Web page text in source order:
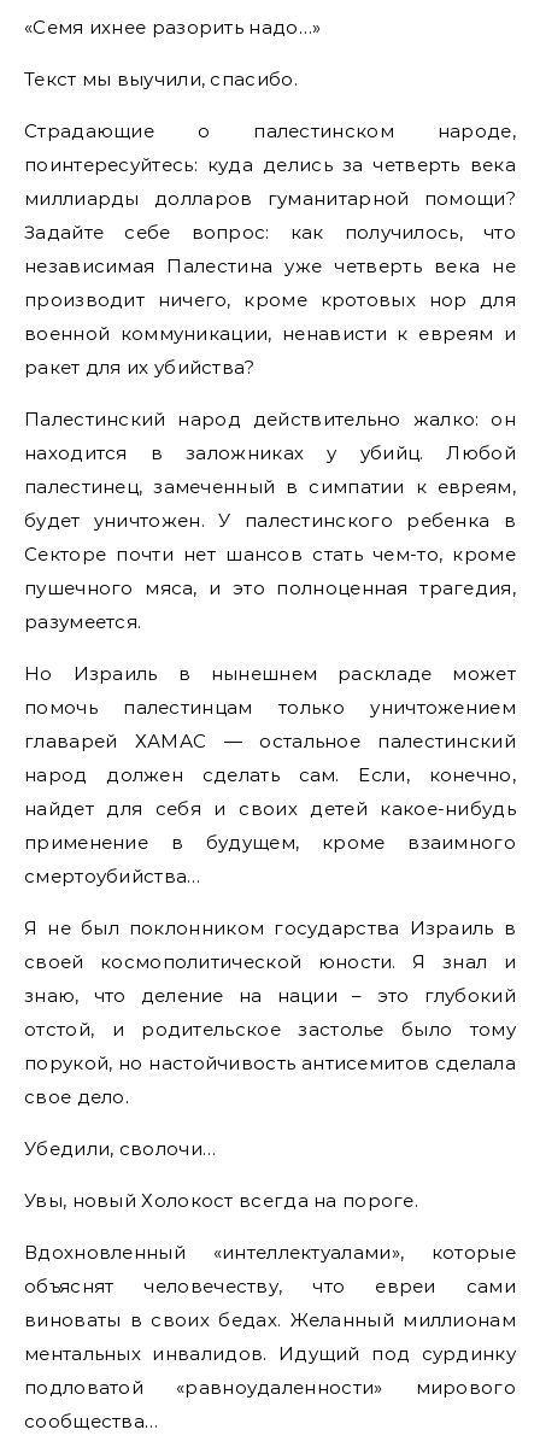
«Семя ихнее разорить надо…»
Текст мы выучили, спасибо.
Страдающие о палестинском народе,
поинтересуйтесь: куда делись за четверть века
миллиарды долларов гуманитарной помощи?
Задайте себе вопрос: как получилось, что
независимая Палестина уже четверть века не
производит ничего, кроме кротовых нор для
военной коммуникации, ненависти к евреям и
ракет для их убийства?
Палестинский народ действительно жалко: он
находится в заложниках у убийц. Любой
палестинец, замеченный в симпатии к евреям,
будет уничтожен. У палестинского ребенка в
Секторе почти нет шансов стать чем-то, кроме
пушечного мяса, и это полноценная трагедия,
разумеется.
Но Израиль в нынешнем раскладе может
помочь палестинцам только уничтожением
главарей ХАМАС — остальное палестинский
народ должен сделать сам. Если, конечно,
найдет для себя и своих детей какое-нибудь
применение в будущем, кроме взаимного
смертоубийства…
Я не был поклонником государства Израиль в
своей космополитической юности. Я знал и
знаю, что деление на нации – это глубокий
отстой, и родительское застолье было тому
порукой, но настойчивость антисемитов сделала
свое дело.
Убедили, сволочи…
Увы, новый Холокост всегда на пороге.
Вдохновленный «интеллектуалами», которые
объяснят человечеству, что евреи сами
виноваты в своих бедах. Желанный миллионам
ментальных инвалидов. Идущий под сурдинку
подловатой «равноудаленности» мирового
сообщества…